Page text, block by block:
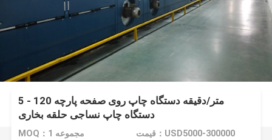
5 - 120 متر/دقیقه دستگاه چاپ روی صفحه پارچه
دستگاه چاپ نساجی حلقه بخاری
MOQ：1 مجموعه قیمت：USD5000-300000